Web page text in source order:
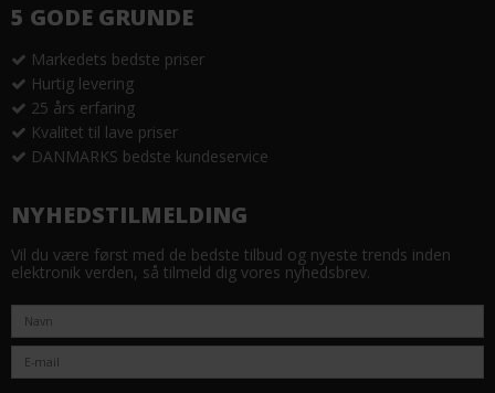
5 GODE GRUNDE
Markedets bedste priser
Hurtig levering
25 års erfaring
Kvalitet til lave priser
DANMARKS bedste kundeservice
NYHEDSTILMELDING
Vil du være først med de bedste tilbud og nyeste trends inden
elektronik verden, så tilmeld dig vores nyhedsbrev.